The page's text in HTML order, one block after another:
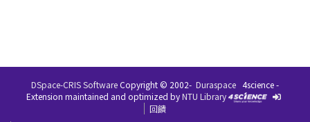
DSpace-CRIS SoftwareCopyright © 2002- Duraspace 4science -
Extension maintained and optimized byNTU Library
回饋